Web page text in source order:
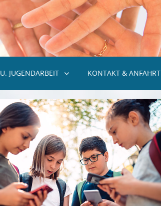
JUGENDARBEIT KONTAKT & ANFAHRT